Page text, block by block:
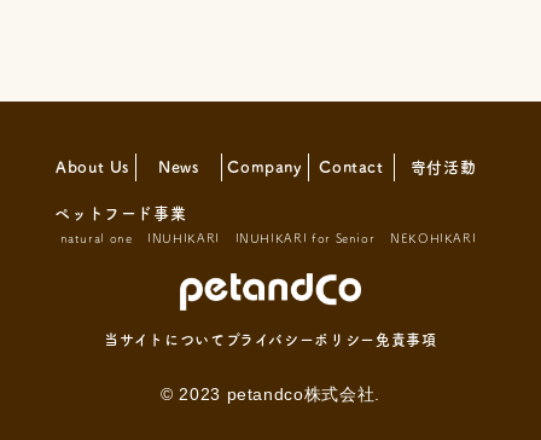
About Us News Company Contact 寄付活動
ペットフード事業
natural one INUHIKARI INUHIKARI for Senior NEKOHIKARI
当サイトについて プライバシーポリシー 免責事項
© 2023 petandco株式会社.